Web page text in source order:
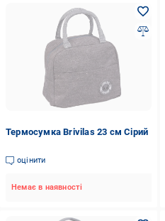
Термосумка Brivilas 23 см Сірий
оцінити
Немає в наявності